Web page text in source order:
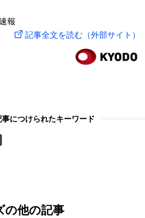
報
記事全文を読む（外部サイト）
につけられたキーワード
の他の記事